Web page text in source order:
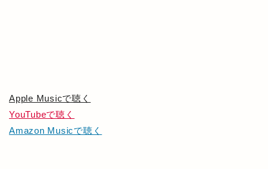
Apple Musicで聴く
YouTubeで聴く
Amazon Musicで聴く